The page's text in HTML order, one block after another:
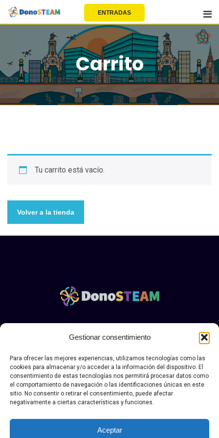
Gestionar consentimiento
Para ofrecer las mejores experiencias, utilizamos tecnologías como las
cookies para almacenar y/o acceder a la información del dispositivo. El
consentimiento de estas tecnologías nos permitirá procesar datos como
el comportamiento de navegación o las identificaciones únicas en este
sitio. No consentir o retirar el consentimiento, puede afectar
negativamente a ciertas características y funciones.
Aceptar
ENTRADAS
Carrito
Tu carrito está vacío.
Volver a la tienda
Aviso legal y politica de privacidad Donosteam
Política
© Copyright DONOSTEAN 2026. Todos los derechos
reservados.